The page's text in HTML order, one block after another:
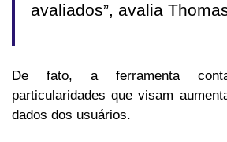
avaliados”, avalia
De fato, a ferramenta
particularidades que visam
dados dos usuários.